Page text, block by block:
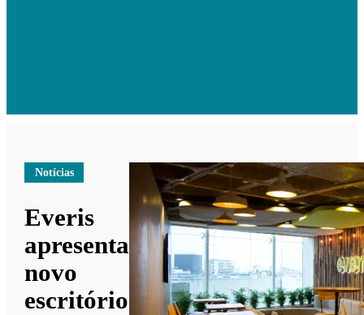
Notícias
Everis
apresenta
novo
escritório